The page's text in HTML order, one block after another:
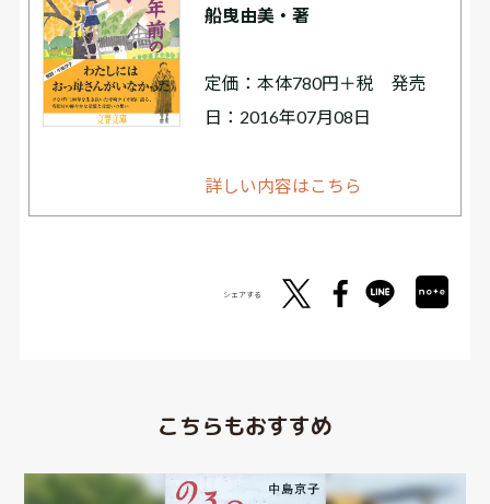
船曳由美・著
定価：本体780円＋税 発売
日：2016年07月08日
詳しい内容はこちら
シェアする
こちらもおすすめ